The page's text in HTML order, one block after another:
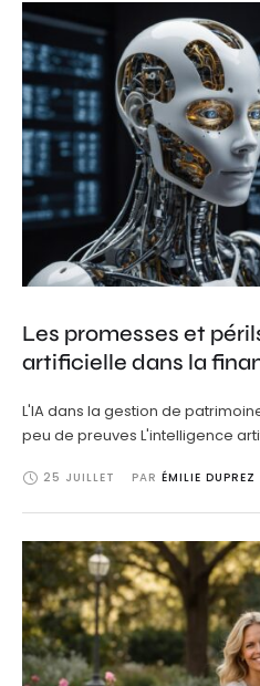
Les promesses et
artificielle dans la
L'IA dans la gestion de
peu de preuves L'intelligence
25 JUILLET PAR ÉMILIE DUPREZ